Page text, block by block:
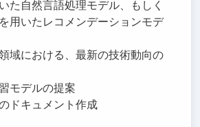
た自然言語処理モデル、もしく
用いたレコメンデーションモデ
域における、最新の技術動向の
モデルの提案
ドキュメント作成